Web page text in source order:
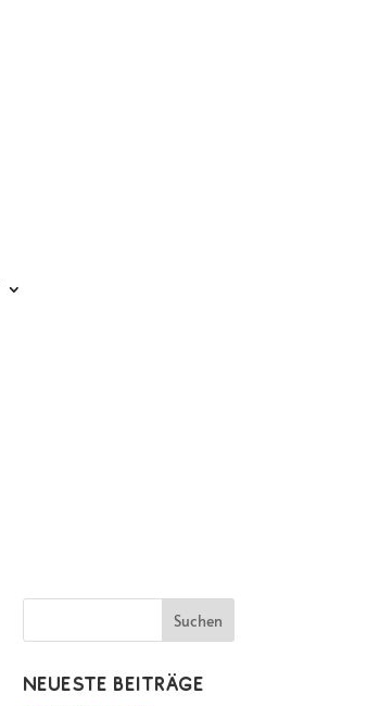
Neueste Beiträge